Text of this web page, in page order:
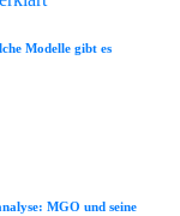
Modelle gibt es
MGO und seine